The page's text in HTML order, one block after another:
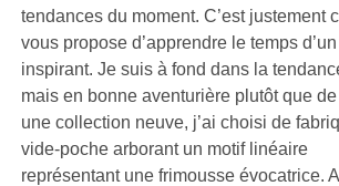
tendances du moment. C’est justement
vous propose d’apprendre le temps
inspirant. Je suis à fond dans la
mais en bonne aventurière plutôt que de
une collection neuve, j’ai choisi de
vide-poche arborant un motif linéaire
représentant une frimousse évocatrice.